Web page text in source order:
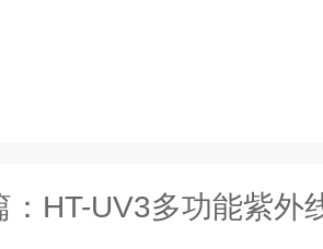
HT-UV3多功能紫外线照